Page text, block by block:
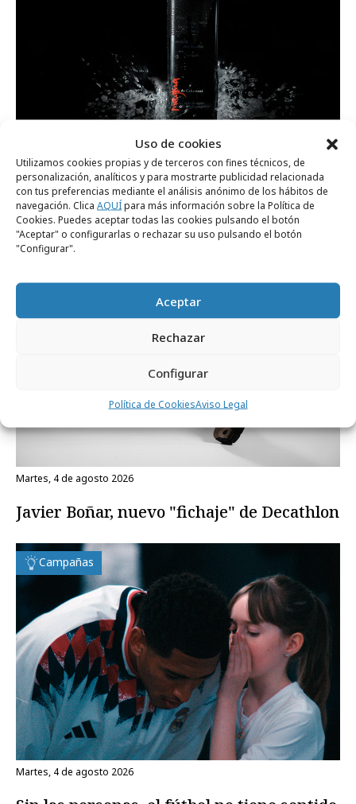
Uso de cookies
Utilizamos cookies propias y de terceros con fines técnicos, de
personalización, analíticos y para mostrarte publicidad relacionada
con tus preferencias mediante el análisis anónimo de los hábitos de
navegación. Clica AQUÍpara más información sobre la Política de
Cookies. Puedes aceptar todas las cookies pulsando el botón
"Aceptar" o configurarlas o rechazar su uso pulsando el botón
"Configurar".
Aceptar
Rechazar
Configurar
Política de CookiesAviso Legal
miércoles, 5 de agosto 2026
Experiencia sensorial de Magma de
Cabreiroá para ver el eclipse solar
martes, 4 de agosto 2026
Javier Boñar, nuevo "fichaje" de Decathlon
Campañas
martes, 4 de agosto 2026